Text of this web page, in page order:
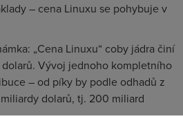
– cena Linuxu se pohybuje v
„Cena Linuxu“ coby jádra činí
Vývoj jednoho kompletního
– od píky by podle odhadů z
dolarů, tj. 200 miliard